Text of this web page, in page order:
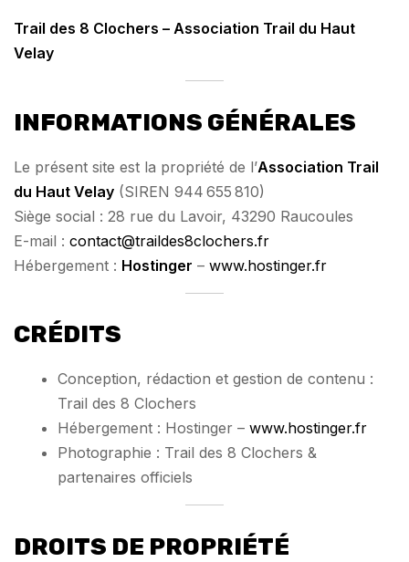
Trail des 8 Clochers – Association Trail du Haut
Velay
INFORMATIONS GÉNÉRALES
Le présent site est la propriété de l’Association Trail
du Haut Velay (SIREN 944 655 810)
Siège social : 28 rue du Lavoir, 43290 Raucoules
E-mail : contact@traildes8clochers.fr
Hébergement : Hostinger – www.hostinger.fr
CRÉDITS
Conception, rédaction et gestion de contenu :
Trail des 8 Clochers
Hébergement : Hostinger – www.hostinger.fr
Photographie : Trail des 8 Clochers &
partenaires officiels
DROITS DE PROPRIÉTÉ